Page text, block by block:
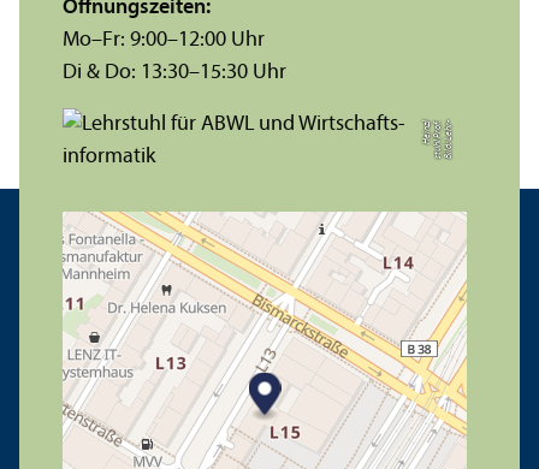
B
il
d:
L
e
h
r­
s
t
u
hl
P
r
of.
H
ei
n
zl
Öffnungs­zeiten:
Mo–Fr: 9:00–12:00 Uhr
Di & Do: 13:30–15:30 Uhr